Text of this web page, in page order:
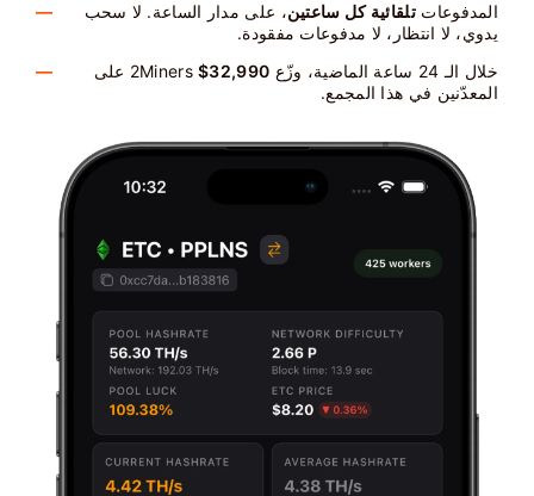
المدفوعات تلقائية كل ساعتين، على مدار الساعة. لا سحب
يدوي، لا انتظار، لا مدفوعات مفقودة.
خلال الـ 24 ساعة الماضية، وزّع 2Miners
$32,990
على
المعدّنين في هذا المجمع.